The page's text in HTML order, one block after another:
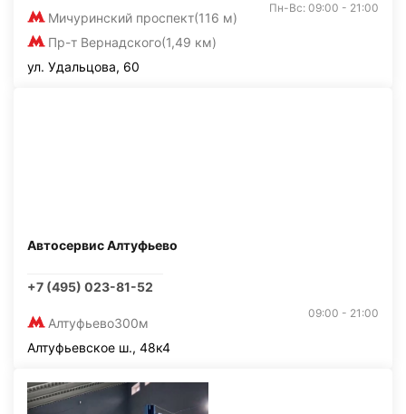
Мичуринский проспект(116 м)
Пр-т Вернадского(1,49 км)
Пн-Вс: 09:00 - 21:00
ул. Удальцова, 60
Автосервис Алтуфьево
+7 (495) 023-81-52
Алтуфьево300м
09:00 - 21:00
Алтуфьевское ш., 48к4